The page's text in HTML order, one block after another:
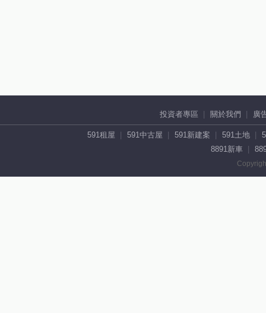
投資者專區 關於我們 廣
591租屋 591中古屋 591新建案 591土地
8891新車